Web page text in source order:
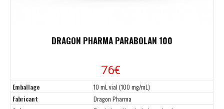
DRAGON PHARMA PARABOLAN 100
76€
Emballage
10 mL vial (100 mg/mL)
Fabricant
Dragon Pharma